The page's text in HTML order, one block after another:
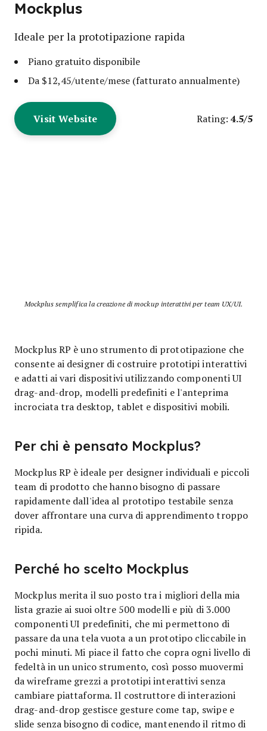
Mockplus
Ideale per la prototipazione rapida
Piano gratuito disponibile
Da $12,45/utente/mese (fatturato annualmente)
Visit Website Rating: 4.5/5
Mockplus semplifica la creazione di mockup interattivi per team UX/UI.
Mockplus RP è uno strumento di prototipazione che
consente ai designer di costruire prototipi interattivi
e adatti ai vari dispositivi utilizzando componenti UI
drag-and-drop, modelli predefiniti e l'anteprima
incrociata tra desktop, tablet e dispositivi mobili.
Per chi è pensato Mockplus?
Mockplus RP è ideale per designer individuali e piccoli
team di prodotto che hanno bisogno di passare
rapidamente dall'idea al prototipo testabile senza
dover affrontare una curva di apprendimento troppo
ripida.
Perché ho scelto Mockplus
Mockplus merita il suo posto tra i migliori della mia
lista grazie ai suoi oltre 500 modelli e più di 3.000
componenti UI predefiniti, che mi permettono di
passare da una tela vuota a un prototipo cliccabile in
pochi minuti. Mi piace il fatto che copra ogni livello di
fedeltà in un unico strumento, così posso muovermi
da wireframe grezzi a prototipi interattivi senza
cambiare piattaforma. Il costruttore di interazioni
drag-and-drop gestisce gesture come tap, swipe e
slide senza bisogno di codice, mantenendo il ritmo di